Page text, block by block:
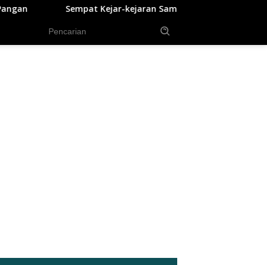
kejaran Sama Polisi, 2 Pengedar Sabu Diringkus